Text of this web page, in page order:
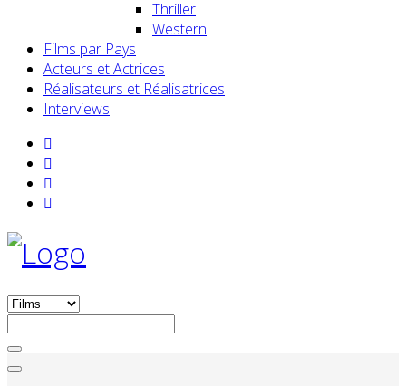
Thriller
Western
Films par Pays
Acteurs et Actrices
Réalisateurs et Réalisatrices
Interviews